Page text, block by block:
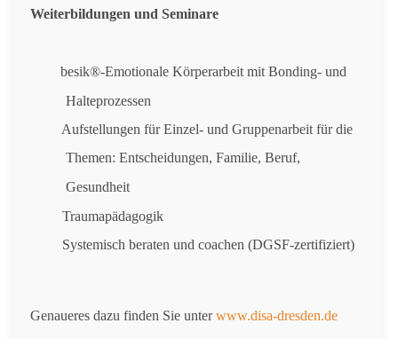
Weiterbildungen und Seminare
besik®-Emotionale Körperarbeit mit Bonding- und
Halteprozessen
Aufstellungen für Einzel- und Gruppenarbeit für die
Themen: Entscheidungen, Familie, Beruf,
Gesundheit
Traumapädagogik
Systemisch beraten und coachen (DGSF-zertifiziert)
Genaueres dazu finden Sie unterwww.disa-dresden.de